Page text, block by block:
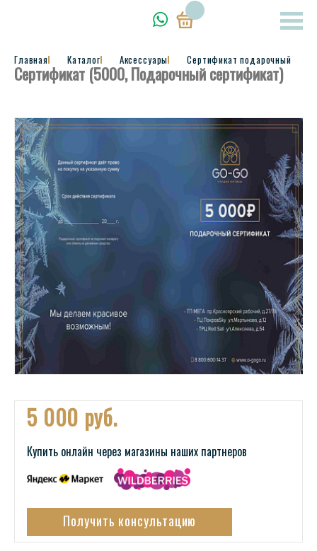
Главная Каталог Аксессуары Сертификат подарочный
Сертификат (5000, Подарочный сертификат)
5 000 руб.
Купить онлайн через магазины наших партнеров
Получить консультацию